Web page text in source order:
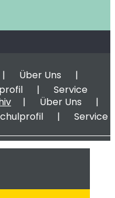
Über Uns
Service
Über Uns
Service